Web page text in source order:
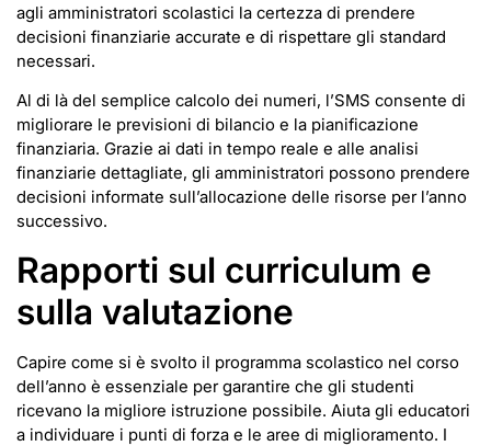
agli amministratori scolastici la certezza di prendere
decisioni finanziarie accurate e di rispettare gli standard
necessari.
Al di là del semplice calcolo dei numeri, l’SMS consente di
migliorare le previsioni di bilancio e la pianificazione
finanziaria. Grazie ai dati in tempo reale e alle analisi
finanziarie dettagliate, gli amministratori possono prendere
decisioni informate sull’allocazione delle risorse per l’anno
successivo.
Rapporti sul curriculum e
sulla valutazione
Capire come si è svolto il programma scolastico nel corso
dell’anno è essenziale per garantire che gli studenti
ricevano la migliore istruzione possibile. Aiuta gli educatori
a individuare i punti di forza e le aree di miglioramento. I